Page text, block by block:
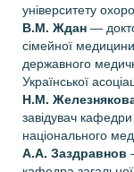
університету
В.М. Ждан —
сімейної медицини
державного
Української
Н.М.
завідувач
національного
А.А. Заздравнов